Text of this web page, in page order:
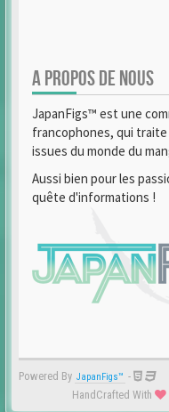
A PROPOS DE NOUS
JapanFigs™ est une
francophones, qui
issues du monde du
Aussi bien pour les
quête d'informations !
Powered By JapanFigs™ -
HandCrafted With